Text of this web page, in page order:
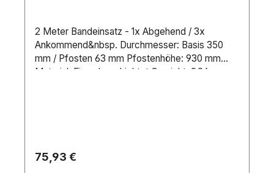
2 Meter Bandeinsatz - 1x Abgehend / 3x
Ankommend&nbsp. Durchmesser: Basis 350
mm / Pfosten 63 mm Pfostenhöhe: 930 mm
Material: Eisen beschichtet Gewicht: 9,2 kg
Regulärer Preis:
75,93 €